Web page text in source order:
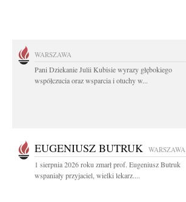
WARSZAWA
Pani Dziekanie Julii Kubisie wyrazy głębokiego
współczucia oraz wsparcia i otuchy w...
EUGENIUSZ BUTRUK WARSZAWA
1 sierpnia 2026 roku zmarł prof. Eugeniusz Butruk
wspaniały przyjaciel, wielki lekarz....